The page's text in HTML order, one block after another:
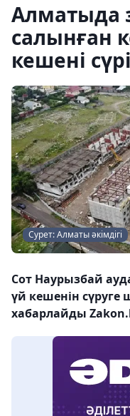
Алматыда
салынған
кешені
Сурет: Алматы әкімдігі
Сот Наурызбай
үй кешенін
хабарлайды